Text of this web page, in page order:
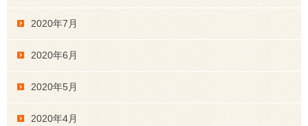
2020年7月
2020年6月
2020年5月
2020年4月